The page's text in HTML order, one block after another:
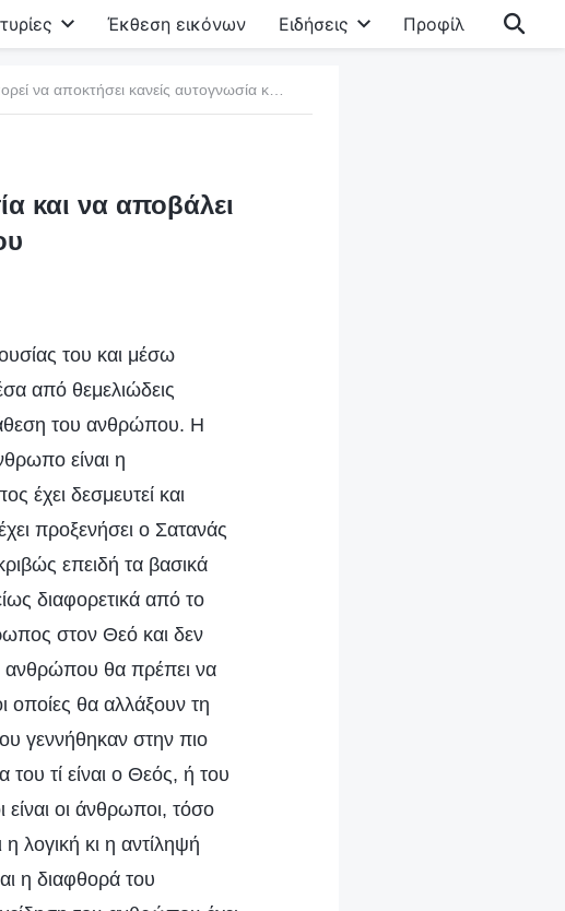
Έκθεση εικόνων Ειδήσεις Προφίλ
και να αποβάλει
του και μέσω
από θεμελιώδεις
του ανθρώπου. Η
είναι η
έχει δεσμευτεί και
προξενήσει ο Σατανάς
επειδή τα βασικά
διαφορετικά από το
στον Θεό και δεν
ανθρώπου θα πρέπει να
οποίες θα αλλάξουν τη
γεννήθηκαν στην πιο
τί είναι ο Θεός, ή του
είναι οι άνθρωποι, τόσο
λογική κι η αντίληψή
η διαφθορά του